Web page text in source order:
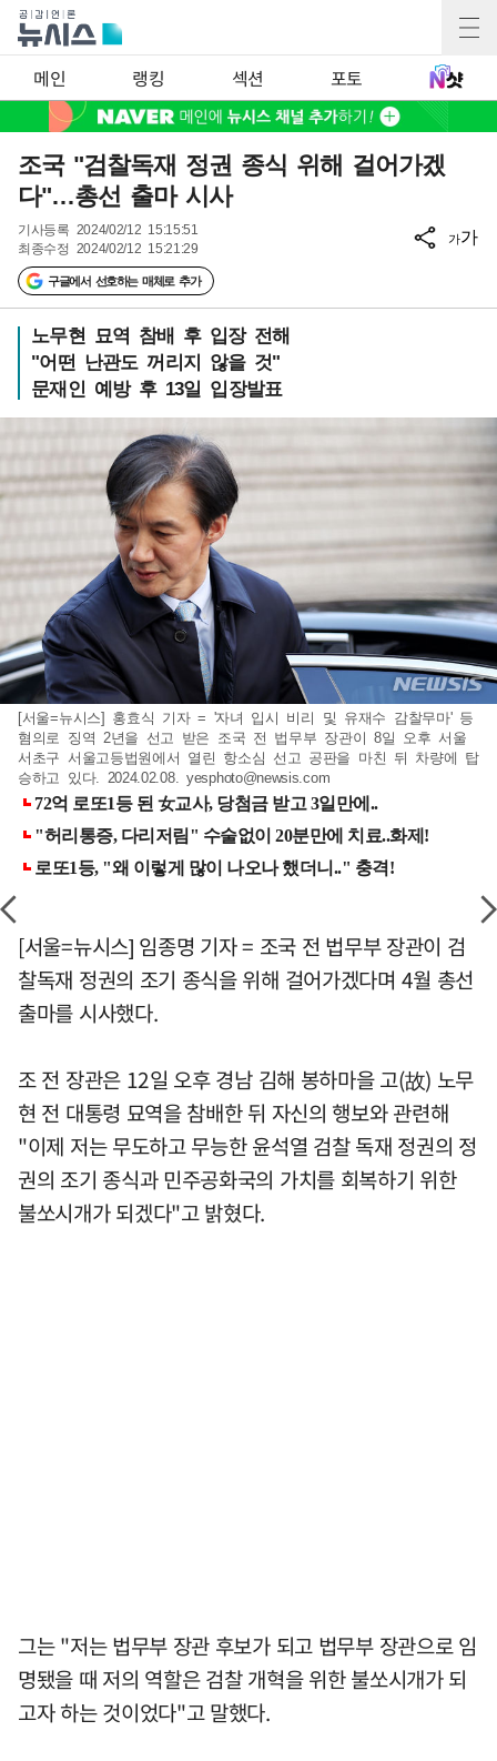
메인 랭킹 섹션 포토
조국 "검찰독재 정권 종식 위해 걸어가겠
다"…총선 출마 시사
기사등록 2024/02/12 15:15:51
최종수정 2024/02/12 15:21:29
구글에서 선호하는 매체로 추가
가가
노무현 묘역 참배 후 입장 전해
"어떤 난관도 꺼리지 않을 것"
문재인 예방 후 13일 입장발표
[서울=뉴시스] 홍효식 기자 = '자녀 입시 비리 및 유재수 감찰무마' 등
혐의로 징역 2년을 선고 받은 조국 전 법무부 장관이 8일 오후 서울
서초구 서울고등법원에서 열린 항소심 선고 공판을 마친 뒤 차량에 탑
승하고 있다. 2024.02.08. yesphoto@newsis.com
[서울=뉴시스] 임종명 기자 = 조국 전 법무부 장관이 검
찰독재 정권의 조기 종식을 위해 걸어가겠다며 4월 총선
출마를 시사했다.
조 전 장관은 12일 오후 경남 김해 봉하마을 고(故) 노무
현 전 대통령 묘역을 참배한 뒤 자신의 행보와 관련해
"이제 저는 무도하고 무능한 윤석열 검찰 독재 정권의 정
권의 조기 종식과 민주공화국의 가치를 회복하기 위한
불쏘시개가 되겠다"고 밝혔다.
그는 "저는 법무부 장관 후보가 되고 법무부 장관으로 임
명됐을 때 저의 역할은 검찰 개혁을 위한 불쏘시개가 되
고자 하는 것이었다"고 말했다.